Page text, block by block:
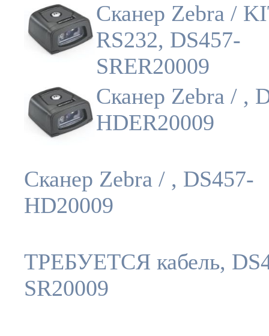
Сканер Zebra /
RS232, DS457-
SRER20009
Сканер Zebra / ,
HDER20009
Сканер Zebra / , DS457-
HD20009
ТРЕБУЕТСЯ кабель,
SR20009